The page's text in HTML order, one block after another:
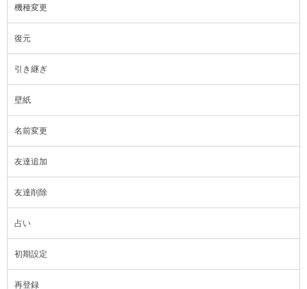
機種変更
復元
引き継ぎ
壁紙
名前変更
友達追加
友達削除
占い
初期設定
再登録